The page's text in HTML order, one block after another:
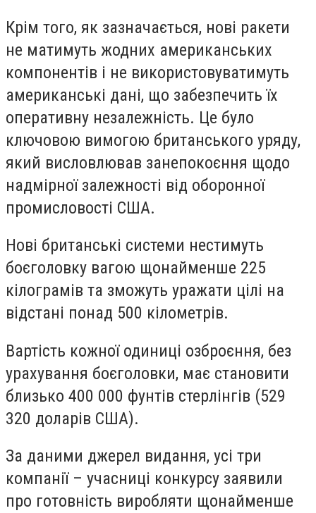
Крім того, як зазначається, нові ракети
не матимуть жодних американських
компонентів і не використовуватимуть
американські дані, що забезпечить їх
оперативну незалежність. Це було
ключовою вимогою британського уряду,
який висловлював занепокоєння щодо
надмірної залежності від оборонної
промисловості США.
Нові британські системи нестимуть
боєголовку вагою щонайменше 225
кілограмів та зможуть уражати цілі на
відстані понад 500 кілометрів.
Вартість кожної одиниці озброєння, без
урахування боєголовки, має становити
близько 400 000 фунтів стерлінгів (529
320 доларів США).
За даними джерел видання, усі три
компанії – учасниці конкурсу заявили
про готовність виробляти щонайменше